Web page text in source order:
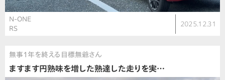
N-ONE
RS
2025.12.31
無事1年を終える目標無爺さん
ますます円熟味を増した熟達した走りを実…